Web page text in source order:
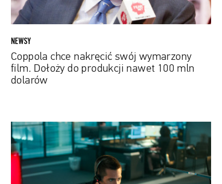
nawet
100
mln
NEWSY
Coppola chce nakręcić swój wymarzony
film. Dołoży do produkcji nawet 100 mln
dolarów
Jake
Gyllenhaal
jako
operator
numeru